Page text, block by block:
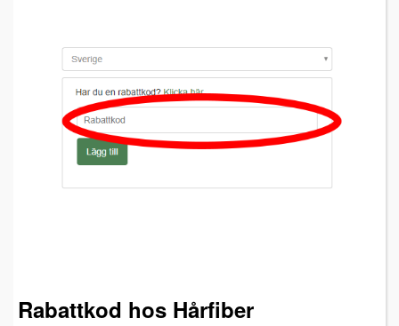
Rabattkod hos Hårfiber